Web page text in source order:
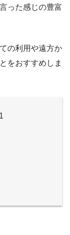
った感じの豊富
の利用や遠方か
をおすすめしま